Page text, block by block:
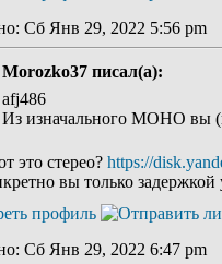
Сб Янв 29, 2022 5:56 pm
Morozko37 писал(а):
afj486
Из изначального МОНО вы
это стерео? https://
вы только
Сб Янв 29, 2022 6:47 pm